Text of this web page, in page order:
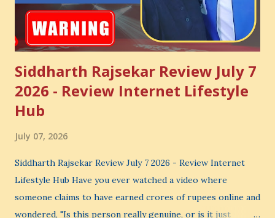
Siddharth Rajsekar Review July 7
2026 - Review Internet Lifestyle
Hub
July 07, 2026
Siddharth Rajsekar Review July 7 2026 - Review Internet
Lifestyle Hub Have you ever watched a video where
someone claims to have earned crores of rupees online and
wondered, "Is this person really genuine, or is it just